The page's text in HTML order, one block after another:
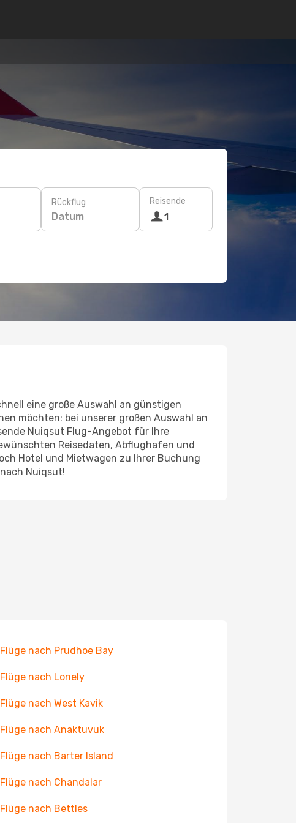
Rückflug
Datum
Reisende
1
eine große Auswahl an günstigen
möchten: bei unserer großen Auswahl an
Nuiqsut Flug-Angebot für Ihre
Reisedaten, Abflughafen und
Hotel und Mietwagen zu Ihrer Buchung
Nuiqsut!
Flüge nach Prudhoe Bay
Flüge nach Lonely
Flüge nach West Kavik
Flüge nach Anaktuvuk
Flüge nach Barter Island
Flüge nach Chandalar
Flüge nach Bettles